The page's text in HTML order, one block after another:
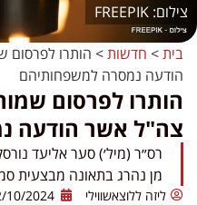
FREEPIK
בית> חדשות> הותרו
הודעה נמסרה למשפחותיהם
הותרו לפרסום
צה"ל אשר הודעה
רס״ר (מיל׳) סער אליעד
מן נהרג בתאונה מבצעית
ליזה ללוצאשווילי 10/2024